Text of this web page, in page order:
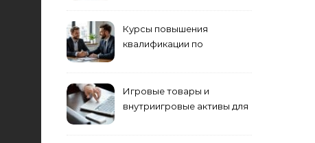
Курсы повышения
квалификации по
Игровые товары и
внутриигровые активы для